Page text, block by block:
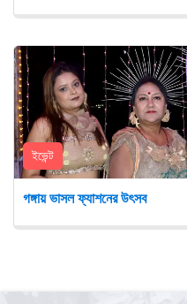
ইভেন্ট
গঙ্গায় ভাসল ফ্যাশনের উৎসব